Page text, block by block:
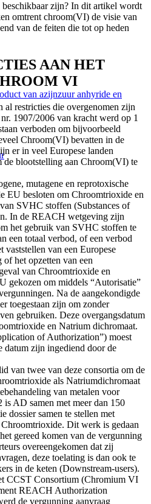
van azijnzuur anhyride en
beschikbaar zijn? In dit artikel wordt
omtrent chroom(VI) de visie van
van de feiten die tot op heden
AAN HET
VI
restricties die overgenomen zijn
1907/2006 van kracht werd op 1
verboden om bijvoorbeeld
Chroom(VI) bevatten in de
er in veel Europese landen
de blootstelling aan Chroom(VI) te
mutagene en reprotoxische
EU besloten om Chroomtrioxide en
SVHC stoffen (Substances of
In de REACH wetgeving zijn
het gebruik van SVHC stoffen te
een totaal verbod, of een verbod
vaststellen van een Europese
het opzetten van een
van Chroomtrioxide en
gekozen om middels “Autorisatie”
Na de aangekondigde
toegestaan zijn om zonder
gebruiken. Deze overgangsdatum
en Natrium dichromaat.
of Authorization”) moest
datum zijn ingediend door de
van twee van deze consortia om de
als Natriumdichromaat
van metalen voor
is AD samen met meer dan 150
dossier samen te stellen met
Dit werk is gedaan
gereed komen van de vergunning
overeengekomen dat zij
deze toelating is dan ook te
in de keten (Downstream-users).
CCST Consortium (Chromium VI
REACH Authorization
de vergunning aanvraag